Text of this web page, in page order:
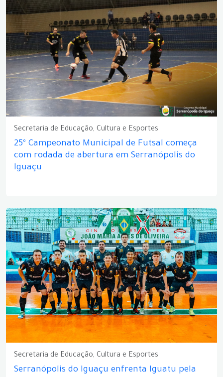
Secretaria de Educação, Cultura e Esportes
25º Campeonato Municipal de Futsal começa
com rodada de abertura em Serranópolis do
Iguaçu
Secretaria de Educação, Cultura e Esportes
Serranópolis do Iguaçu enfrenta Iguatu pela